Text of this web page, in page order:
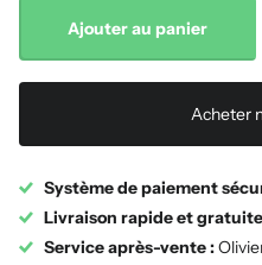
Ajouter au panier
Acheter
Système de paiement
Livraison rapide et gratuite
Service après-vente :